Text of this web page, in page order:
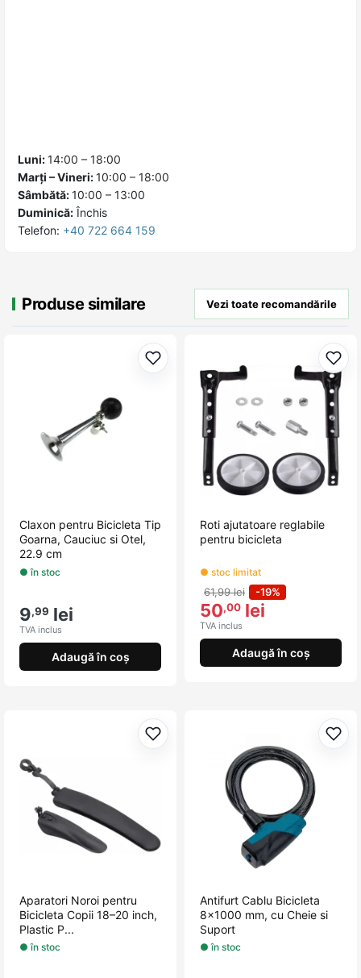
Luni:14:00 – 18:00
Marți – Vineri:10:00 – 18:00
Sâmbătă:10:00 – 13:00
Duminică: Închis
Telefon: +40 722 664 159
Produse similare Vezi toate recomandările
Adaugă la favorite
Claxon pentru Bicicleta Tip
Goarna, Cauciuc si Otel,
22.9 cm
● în stoc
9,99 lei
TVA inclus
Adaugă în coș
Roti ajutatoare reglabile
pentru bicicleta
● stoc limitat
61,99 lei -19%
50,00 lei
TVA inclus
Adaugă în coș
Adaugă la favorite
Aparatori Noroi pentru
Bicicleta Copii 18–20 inch,
Plastic P...
● în stoc
Antifurt Cablu Bicicleta
8x1000 mm, cu Cheie si
Suport
● în stoc